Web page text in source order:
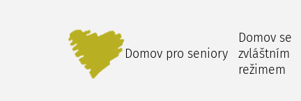
Domov pro seniory
Domov se
zvláštním
režimem